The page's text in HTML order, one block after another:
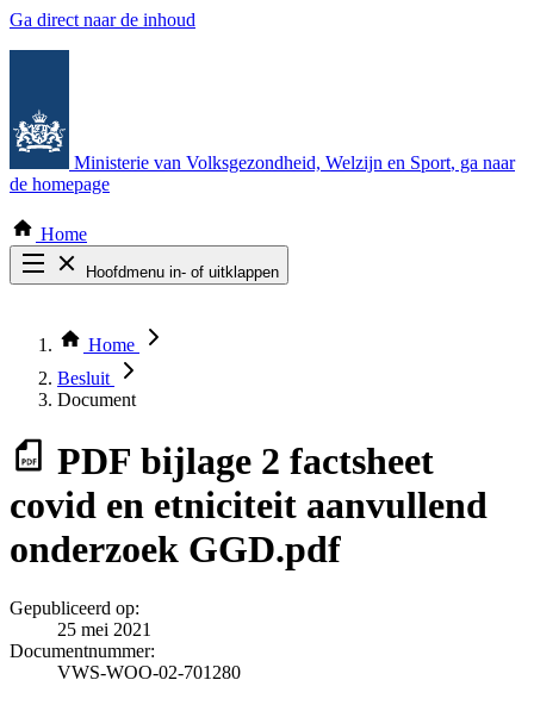
Ga direct naar de inhoud
Ministerie van Volksgezondheid, Welzijn en Sport, ga naar
de homepage
Home
Hoofdmenu in- of uitklappen
Thema COVID-19
Bekijk per bestuursorgaan
Home
Besluit
Document
PDF bijlage 2 factsheet
covid en etniciteit aanvullend
onderzoek GGD.pdf
Gepubliceerd op:
25 mei 2021
Documentnummer:
VWS-WOO-02-701280